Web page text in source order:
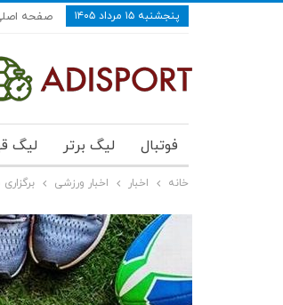
پنجشنبه ۱۵ مرداد ۱۴۰۵ صفحه
فوتبال لیگ برتر لیگ
خانه اخبار اخبار ورزشی